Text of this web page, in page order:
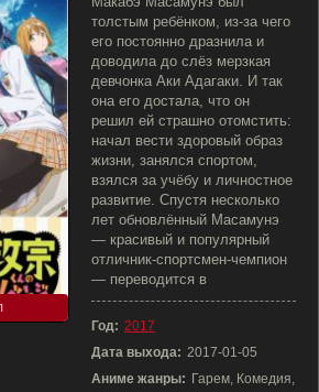
толстым ребёнком, из-за чего
его постоянно дразнила и
доводила до слёз мерзкая
девчонка Аки Адагаки. И так
она его достала, что он
решил ей страшно отомстить:
начал вести здоровый образ
жизни, занялся спортом,
взялся за учёбу и личностное
развитие. Спустя несколько
лет обновлённый Масамунэ
— красивый и популярный
отличник-спортсмен-чемпион
— переводится в
Год: 2017
Дата выхода: 2017-01-05
Аниме жанры: Гарем, Комедия,